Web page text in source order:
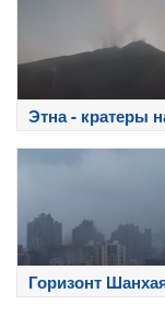
Этна - кратеры
вершине
Горизонт